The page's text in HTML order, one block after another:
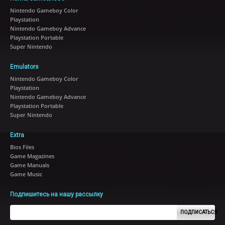
Nintendo Gameboy Color
Playstation
Nintendo Gameboy Advance
Playstation Portable
Super Nintendo
Emulators
Nintendo Gameboy Color
Playstation
Nintendo Gameboy Advance
Playstation Portable
Super Nintendo
Extra
Bios Files
Game Magazines
Game Manuals
Game Music
Подпишитесь на нашу рассылку
ПОДПИСАТЬСЯ